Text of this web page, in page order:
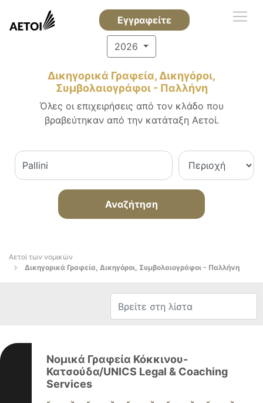
Εγγραφείτε
2026
Δικηγορικά Γραφεία, Δικηγόροι,
Συμβολαιογράφοι - Παλλήνη
Όλες οι επιχειρήσεις από τον κλάδο που
βραβεύτηκαν από την κατάταξη Αετοί.
Αναζήτηση
Αετοί των νομικών
Δικηγορικά Γραφεία, Δικηγόροι, Συμβολαιογράφοι - Παλλήνη
Νομικά Γραφεία Κόκκινου-
Κατσούδα/UNICS Legal & Coaching
Services